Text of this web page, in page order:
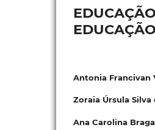
Antonia Francivan
Zoraia Úrsula
Ana Carolina